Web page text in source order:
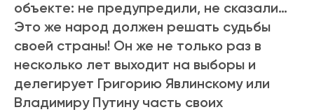
объекте: не предупредили, не сказали…
Это же народ должен решать судьбы
своей страны! Он же не только раз в
несколько лет выходит на выборы и
делегирует Григорию Явлинскому или
Владимиру Путину часть своих